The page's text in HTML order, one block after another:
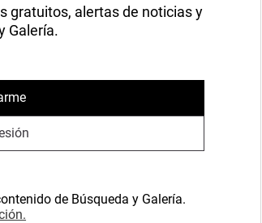
gratuitos, alertas de noticias y
Galería.
de Búsqueda y Galería.